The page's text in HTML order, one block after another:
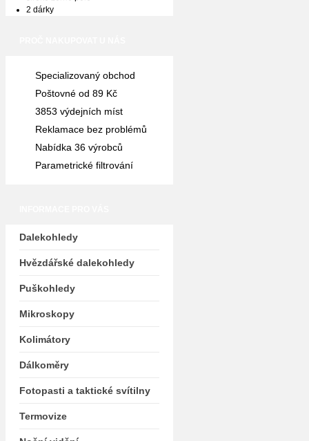
2 dárky
Specializovaný obchod
Poštovné od 89 Kč
3853 výdejních míst
Reklamace bez problémů
Nabídka 36 výrobců
Parametrické filtrování
Dalekohledy
Hvězdářské dalekohledy
Puškohledy
Mikroskopy
Kolimátory
Dálkoměry
Fotopasti a taktické svítilny
Termovize